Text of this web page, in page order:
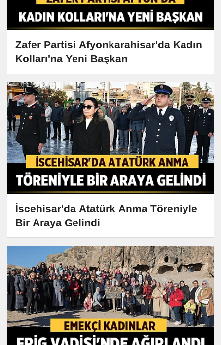
Zafer Partisi Afyonkarahisar'da Kadın
Kolları'na Yeni Başkan
İscehisar'da Atatürk Anma Töreniyle
Bir Araya Gelindi